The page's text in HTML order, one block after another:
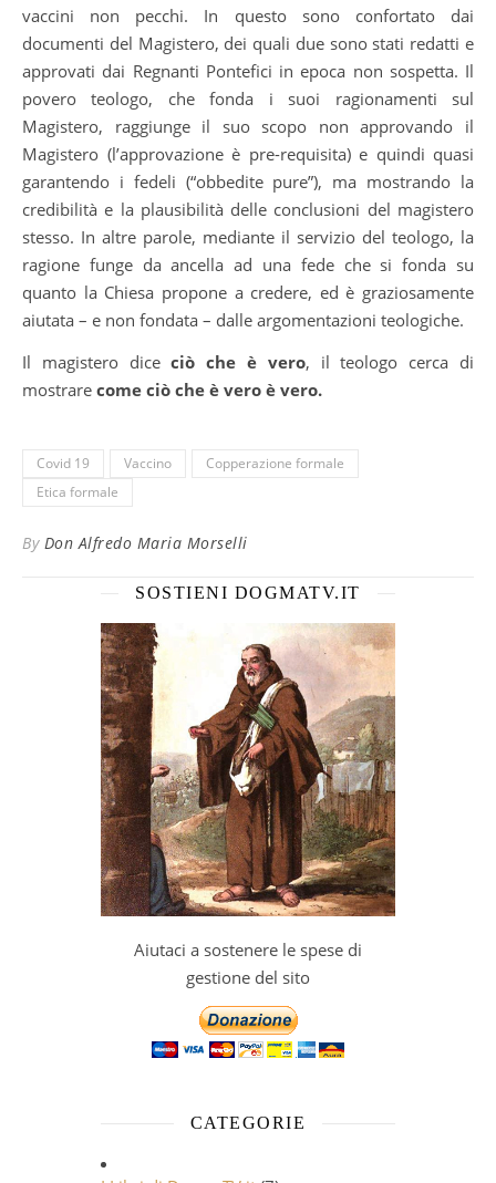
vaccini non pecchi. In questo sono confortato dai
documenti del Magistero, dei quali due sono stati redatti e
approvati dai Regnanti Pontefici in epoca non sospetta. Il
povero teologo, che fonda i suoi ragionamenti sul
Magistero, raggiunge il suo scopo non approvando il
Magistero (l’approvazione è pre-requisita) e quindi quasi
garantendo i fedeli (“obbedite pure”), ma mostrando la
credibilità e la plausibilità delle conclusioni del magistero
stesso. In altre parole, mediante il servizio del teologo, la
ragione funge da ancella ad una fede che si fonda su
quanto la Chiesa propone a credere, ed è graziosamente
aiutata – e non fondata – dalle argomentazioni teologiche.
Il magistero diceciò che è vero, il teologo cerca di
mostrare come ciò che è vero è vero.
Covid 19 Vaccino
Copperazione formale
Etica formale
By Don Alfredo Maria Morselli
SOSTIENI DOGMATV.IT
Aiutaci a sostenere le spese di
gestione del sito
CATEGORIE